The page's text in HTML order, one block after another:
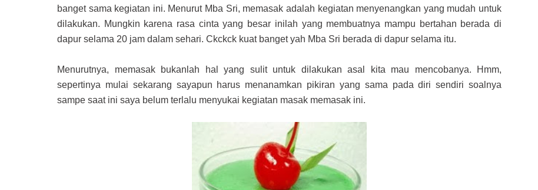
banget sama kegiatan ini. Menurut Mba Sri, memasak adalah kegiatan menyenangkan yang mudah untuk
dilakukan. Mungkin karena rasa cinta yang besar inilah yang membuatnya mampu bertahan berada di
dapur selama 20 jam dalam sehari. Ckckck kuat banget yah Mba Sri berada di dapur selama itu.
Menurutnya, memasak bukanlah hal yang sulit untuk dilakukan asal kita mau mencobanya. Hmm,
sepertinya mulai sekarang sayapun harus menanamkan pikiran yang sama pada diri sendiri soalnya
sampe saat ini saya belum terlalu menyukai kegiatan masak memasak ini.